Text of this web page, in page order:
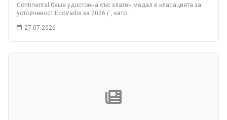
Continental беше удостоена със златен медал в класацията за
устойчивост EcoVadis за 2026 г., като…
27.07.2026